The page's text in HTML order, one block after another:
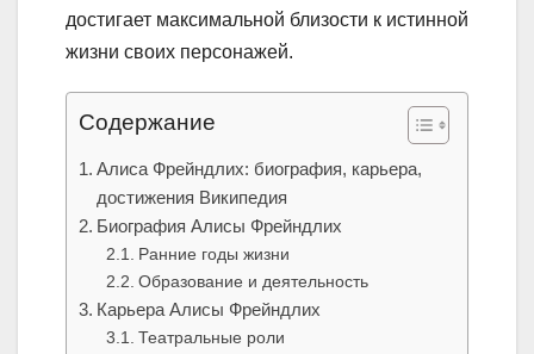
достигает максимальной близости к истинной
жизни своих персонажей.
Содержание
Алиса Фрейндлих: биография, карьера,
достижения Википедия
Биография Алисы Фрейндлих
Ранние годы жизни
Образование и деятельность
Карьера Алисы Фрейндлих
Театральные роли